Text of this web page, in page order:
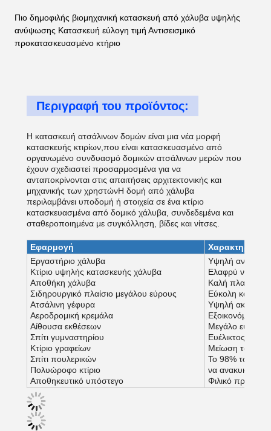
Πιο δημοφιλής βιομηχανική κατασκευή από χάλυβα υψηλής
ανύψωσης Κατασκευή εύλογη τιμή Αντισεισμικό
προκατασκευασμένο κτήριο
Περιγραφή του προϊόντος:
Η κατασκευή ατσάλινων δομών είναι μια νέα μορφή
κατασκευής κτιρίων,που είναι κατασκευασμένο από
οργανωμένο συνδυασμό δομικών ατσάλινων μερών που
έχουν σχεδιαστεί προσαρμοσμένα για να
ανταποκρίνονται στις απαιτήσεις αρχιτεκτονικής και
μηχανικής των χρηστώνΗ δομή από χάλυβα
περιλαμβάνει υποδομή ή στοιχεία σε ένα κτίριο
κατασκευασμένα από δομικό χάλυβα, συνδεδεμένα και
σταθεροποιημένα με συγκόλληση, βίδες και νίτσες.
Εφαρμογή
Εργαστήριο χάλυβα
Κτίριο υψηλής κατασκευής χάλυβα
Αποθήκη χάλυβα
Σιδηρουργικό πλαίσιο μεγάλου εύρους
Ατσάλινη γέφυρα
Αεροδρομική κρεμάλα
Αίθουσα εκθέσεων
Σπίτι γυμναστηρίου
Κτίριο γραφείων
Σπίτι πουλερικών
Πολυώροφο κτίριο
Αποθηκευτικό υπόστεγο
Υψηλή αντοχή
Ελαφρύ νεκρό
Καλή
Εύκολη
Υψηλή ακρίβεια
Εξοικονόμηση
Μεγάλο εύρος
Ευέλικτος
Μείωση των
Το 98% των
να
Φιλικό προς το